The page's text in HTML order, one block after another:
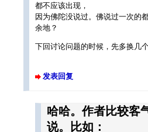
都不应该出现，
因为佛陀没说过。佛说过一次的
余地？
下回讨论问题的时候，先多换几个
发表回复
哈哈。作者比较客
说。比如：